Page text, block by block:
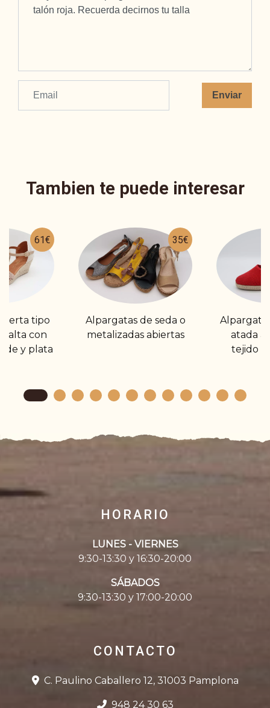
Enviar
Tambien te puede interesar
61€
tipo
alta con
y plata
35€
Alpargatas de seda o
metalizadas abiertas
Alpargata
atada
tejido
HORARIO
LUNES - VIERNES
9:30-13:30 y 16:30-20:00
SÁBADOS
9:30-13:30 y 17:00-20:00
CONTACTO
C. Paulino Caballero 12, 31003 Pamplona
948 24 30 63